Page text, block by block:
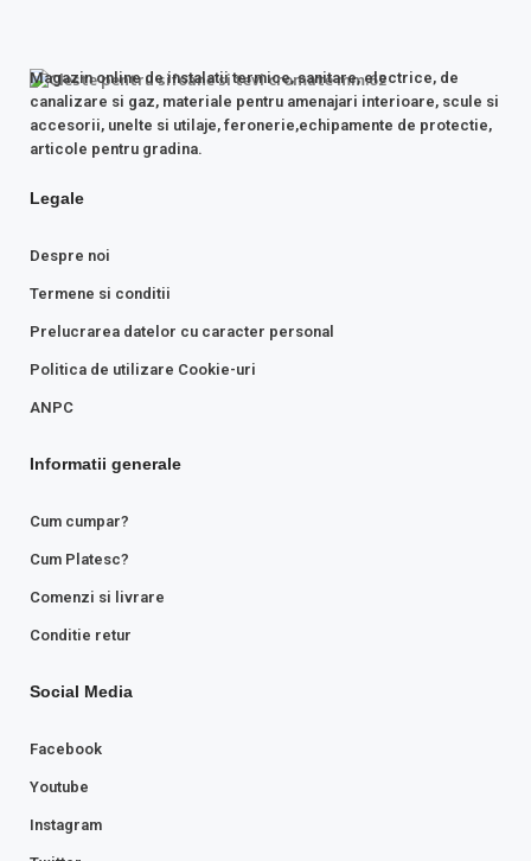
Magazin online de instalatii termice, sanitare, electrice, de
canalizare si gaz, materiale pentru amenajari interioare, scule si
accesorii, unelte si utilaje, feronerie,echipamente de protectie,
articole pentru gradina.
Legale
Despre noi
Termene si conditii
Prelucrarea datelor cu caracter personal
Politica de utilizare Cookie-uri
ANPC
Informatii generale
Cum cumpar?
Cum Platesc?
Comenzi si livrare
Conditie retur
Social Media
Facebook
Youtube
Instagram